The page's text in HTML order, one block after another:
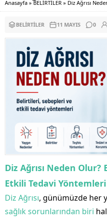
Anasayfa » BELİRTİLER » Diz Ağrısı
BELİRTİLER 11 MAYIS 0
Diz Ağrısı Neden
Etkili Tedavi Yöntemleri
Diz Ağrısı, günümüzde her
sağlık sorunlarından biri